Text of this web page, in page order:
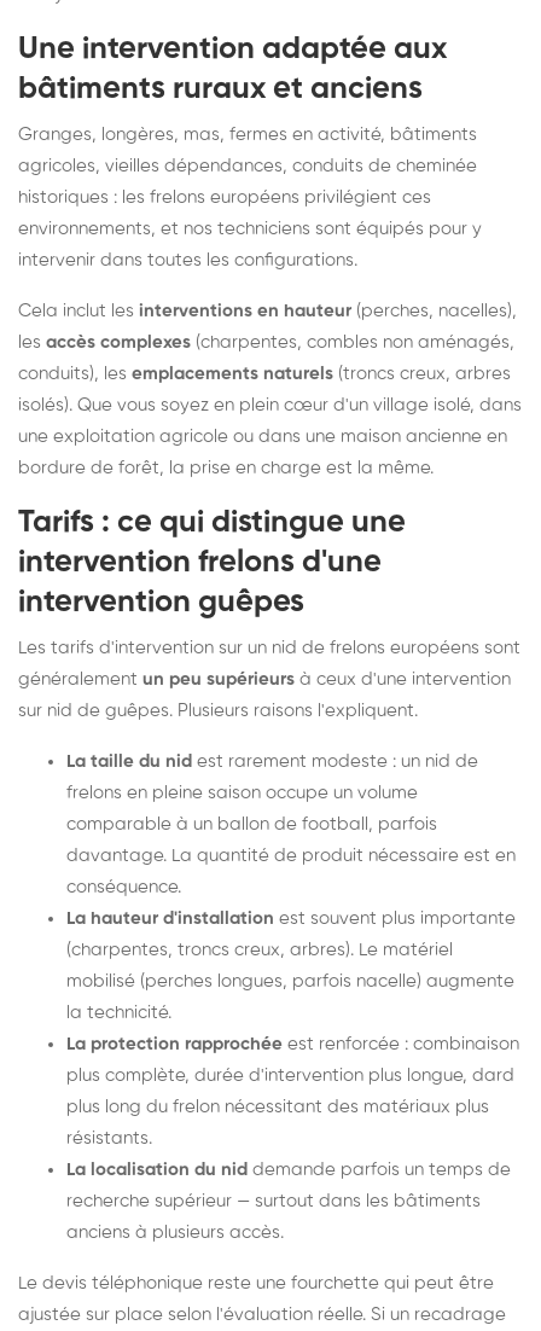
Une intervention adaptée aux
bâtiments ruraux et anciens
Granges, longères, mas, fermes en activité, bâtiments
agricoles, vieilles dépendances, conduits de cheminée
historiques : les frelons européens privilégient ces
environnements, et nos techniciens sont équipés pour y
intervenir dans toutes les configurations.
Cela inclut les interventions en hauteur (perches, nacelles),
les accès complexes (charpentes, combles non aménagés,
conduits), les emplacements naturels (troncs creux, arbres
isolés). Que vous soyez en plein cœur d'un village isolé, dans
une exploitation agricole ou dans une maison ancienne en
bordure de forêt, la prise en charge est la même.
Tarifs : ce qui distingue une
intervention frelons d'une
intervention guêpes
Les tarifs d'intervention sur un nid de frelons européens sont
généralement un peu supérieurs à ceux d'une intervention
sur nid de guêpes. Plusieurs raisons l'expliquent.
La taille du nid est rarement modeste : un nid de
frelons en pleine saison occupe un volume
comparable à un ballon de football, parfois
davantage. La quantité de produit nécessaire est en
conséquence.
La hauteur d'installation est souvent plus importante
(charpentes, troncs creux, arbres). Le matériel
mobilisé (perches longues, parfois nacelle) augmente
la technicité.
La protection rapprochée est renforcée : combinaison
plus complète, durée d'intervention plus longue, dard
plus long du frelon nécessitant des matériaux plus
résistants.
La localisation du nid demande parfois un temps de
recherche supérieur — surtout dans les bâtiments
anciens à plusieurs accès.
Le devis téléphonique reste une fourchette qui peut être
ajustée sur place selon l'évaluation réelle. Si un recadrage